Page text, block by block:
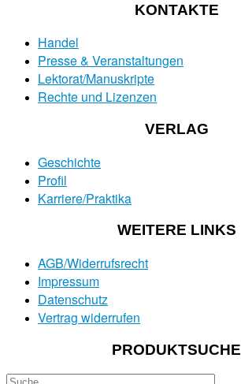
KONTAKTE
Handel
Presse & Veranstaltungen
Lektorat/Manuskripte
Rechte und Lizenzen
VERLAG
Geschichte
Profil
Karriere/Praktika
WEITERE LINKS
AGB/Widerrufsrecht
Impressum
Datenschutz
Vertrag widerrufen
PRODUKTSUCHE